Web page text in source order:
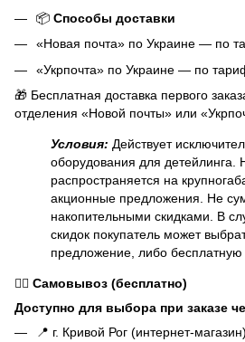
📦 Способы доставки
«Новая почта» по Украине — по
«Укрпочта» по Украине — по
🎁 Бесплатная доставка первого
отделения «Новой почты» или
Условия: Действует
оборудования для детейлинга.
распространяется на
акционные предложения. Не
накопительными скидками. В
скидок покупатель может
предложение, либо бесплатную
🏃‍♂️ Самовывоз (бесплатно)
Доступно для выбора при заказе
📍 г. Кривой Рог (интернет-